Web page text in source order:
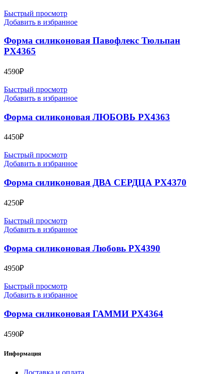
Быстрый просмотр
Добавить в избранное
Форма силиконовая Павофлекс Тюльпан
PX4365
4590₽
Быстрый просмотр
Добавить в избранное
Форма силиконовая ЛЮБОВЬ PX4363
4450₽
Быстрый просмотр
Добавить в избранное
Форма силиконовая ДВА СЕРДЦА PX4370
4250₽
Быстрый просмотр
Добавить в избранное
Форма силиконовая Любовь PX4390
4950₽
Быстрый просмотр
Добавить в избранное
Форма силиконовая ГАММИ PX4364
4590₽
Информация
Доставка и оплата